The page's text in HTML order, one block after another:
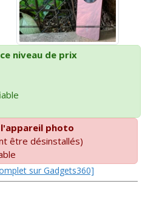
niveau de prix
photo
être désinstallés)
sur Gadgets360]